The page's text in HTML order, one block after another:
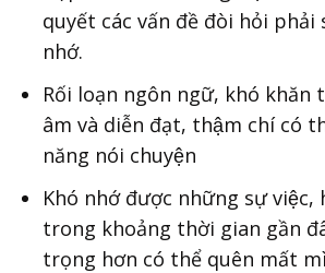
quyết các vấn đề đòi hỏi phải
nhớ.
Rối loạn ngôn ngữ, khó khăn
âm và diễn đạt, thậm chí có
năng nói chuyện
Khó nhớ được những sự việc,
trong khoảng thời gian gần
trọng hơn có thể quên mất